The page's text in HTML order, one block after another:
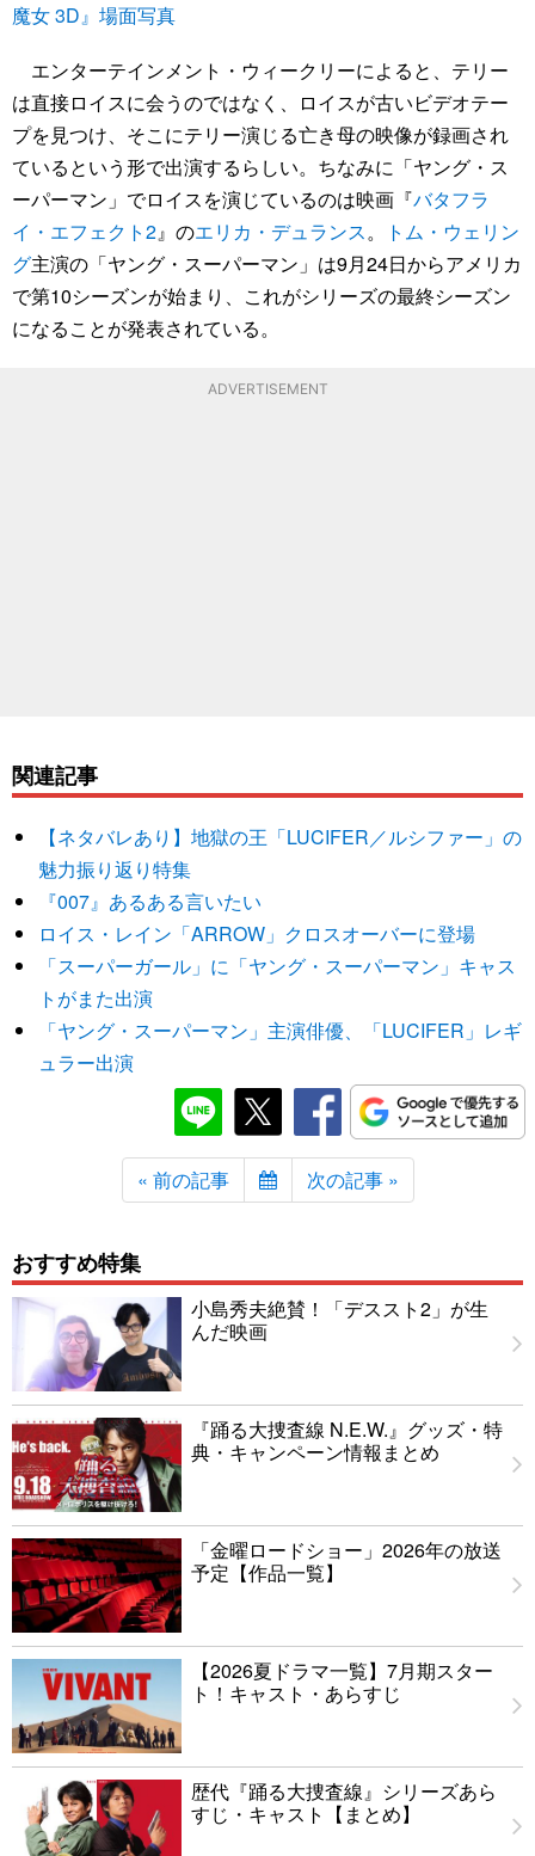
魔女 3D』場面写真
エンターテインメント・ウィークリーによると、テリー
は直接ロイスに会うのではなく、ロイスが古いビデオテー
プを見つけ、そこにテリー演じる亡き母の映像が録画され
ているという形で出演するらしい。ちなみに「ヤング・ス
ーパーマン」でロイスを演じているのは映画『バタフラ
イ・エフェクト2』のエリカ・デュランス。
トム・ウェリン
グ主演の「ヤング・スーパーマン」は9月24日からアメリカ
で第10シーズンが始まり、これがシリーズの最終シーズン
になることが発表されている。
ADVERTISEMENT
関連記事
【ネタバレあり】地獄の王「LUCIFER／ルシファー」の
魅力振り返り特集
『007』あるある言いたい
ロイス・レイン「ARROW」クロスオーバーに登場
「スーパーガール」に「ヤング・スーパーマン」キャス
トがまた出演
「ヤング・スーパーマン」主演俳優、「LUCIFER」レギ
ュラー出演
« 前の記事 次の記事 »
おすすめ特集
小島秀夫絶賛！「デススト2」が生
んだ映画
『踊る大捜査線 N.E.W.』グッズ・特
典・キャンペーン情報まとめ
「金曜ロードショー」2026年の放送
予定【作品一覧】
【2026夏ドラマ一覧】7月期スター
ト！キャスト・あらすじ
歴代『踊る大捜査線』シリーズあら
すじ・キャスト【まとめ】